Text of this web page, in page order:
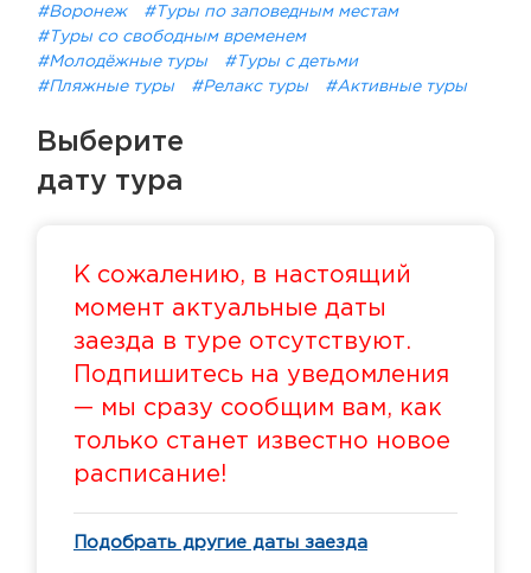
#Воронеж
#Туры по заповедным местам
#Туры со свободным временем
#Молодёжные туры
#Туры с детьми
#Пляжные туры
#Релакс туры #Активные туры
Выберите
дату тура
К сожалению, в настоящий
момент актуальные даты
заезда в туре отсутствуют.
Подпишитесь на уведомления
— мы сразу сообщим вам, как
только станет известно новое
расписание!
Подобрать другие даты заезда